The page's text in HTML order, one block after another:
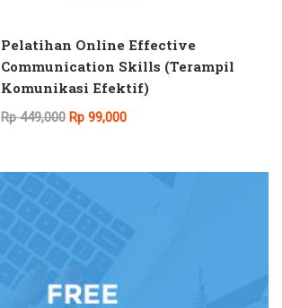
Pelatihan Online Effective
Communication Skills (Terampil
Komunikasi Efektif)
Rp 449,000 Rp 99,000